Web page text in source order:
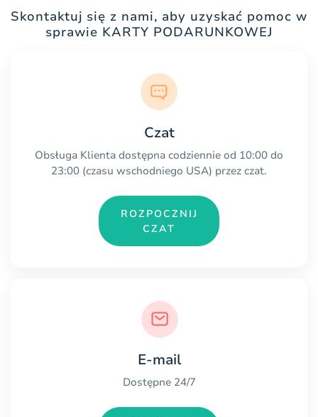
Skontaktuj się z nami, aby uzyskać pomoc w
sprawie KARTY PODARUNKOWEJ
Czat
Obsługa Klienta dostępna codziennie od 10:00 do
23:00 (czasu wschodniego USA) przez czat.
ROZPOCZNIJ
CZAT
E-mail
Dostępne 24/7